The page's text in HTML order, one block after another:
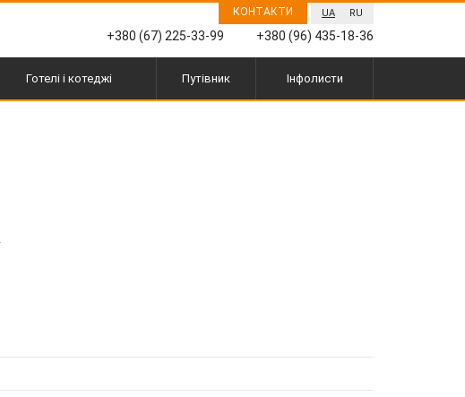
UA RU
КОНТАКТИ
+380 (67) 225-33-99 +380 (96) 435-18-36
Готелі і котеджі Путівник Інфолисти